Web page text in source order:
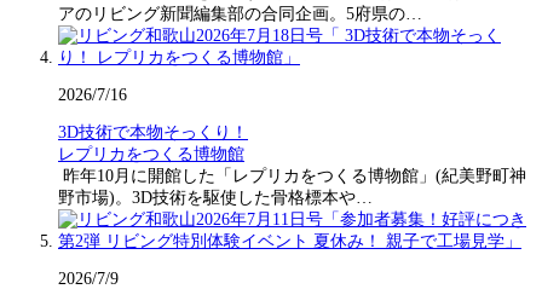
アのリビング新聞編集部の合同企画。5府県の…
2026/7/16
3D技術で本物そっくり！
レプリカをつくる博物館
昨年10月に開館した「レプリカをつくる博物館」(紀美野町神
野市場)。3D技術を駆使した骨格標本や…
2026/7/9